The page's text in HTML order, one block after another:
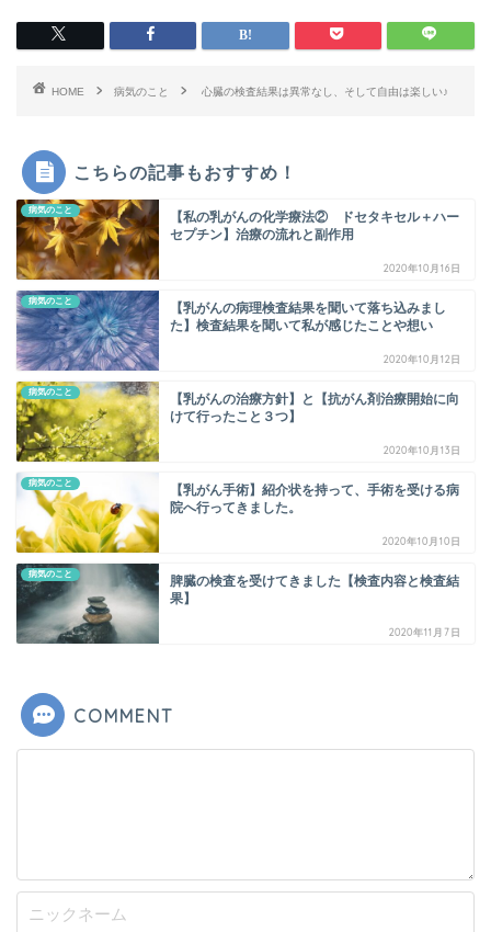
HOME 病気のこと 心臓の検査結果は異常なし、そして自由は楽しい♪
こちらの記事もおすすめ！
病気のこと
【私の乳がんの化学療法② ドセタキセル＋ハー
セプチン】治療の流れと副作用
2020年10月16日
病気のこと
【乳がんの病理検査結果を聞いて落ち込みまし
た】検査結果を聞いて私が感じたことや想い
2020年10月12日
病気のこと
【乳がんの治療方針】と【抗がん剤治療開始に向
けて行ったこと３つ】
2020年10月13日
病気のこと
【乳がん手術】紹介状を持って、手術を受ける病
院へ行ってきました。
2020年10月10日
病気のこと
脾臓の検査を受けてきました【検査内容と検査結
果】
2020年11月7日
COMMENT